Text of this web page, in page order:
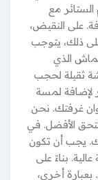
مع
على النقيض،
ذلك، يتوجب
الذي
ثقيلة لحجب
لمسة
غرفتك. نحن
الأفضل. في
يجب أن تكون
بناءً على
أخرى،